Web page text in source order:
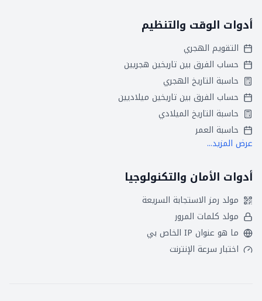
أدوات الوقت والتنظيم
التقويم الهجري
حساب الفرق بين تاريخين هجريين
حاسبة التاريخ الهجري
حساب الفرق بين تاريخين ميلاديين
حاسبة التاريخ الميلادي
حاسبة العمر
عرض المزيد...
أدوات الأمان والتكنولوجيا
مولد رمز الاستجابة السريعة
مولد كلمات المرور
ما هو عنوان IP الخاص بي
اختبار سرعة الإنترنت